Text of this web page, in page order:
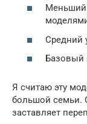
Меньший
Средний
Базовый
Я считаю эту
большой семьи.
заставляет